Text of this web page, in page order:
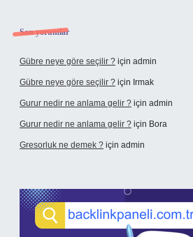
Son yorumlar
Gübre neye göre seçilir ? için admin
Gübre neye göre seçilir ? için Irmak
Gurur nedir ne anlama gelir ? için admin
Gurur nedir ne anlama gelir ? için Bora
Gresorluk ne demek ? için admin